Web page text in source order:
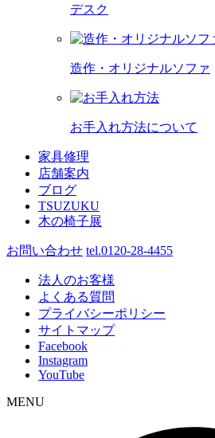
デスク
造作・オリジナルソファ
お手入れ方法について
家具修理
店舗案内
ブログ
TSUZUKU
木の椅子展
お問い合わせ tel.0120-28-4455
法人のお客様
よくある質問
プライバシーポリシー
サイトマップ
Facebook
Instagram
YouTube
MENU